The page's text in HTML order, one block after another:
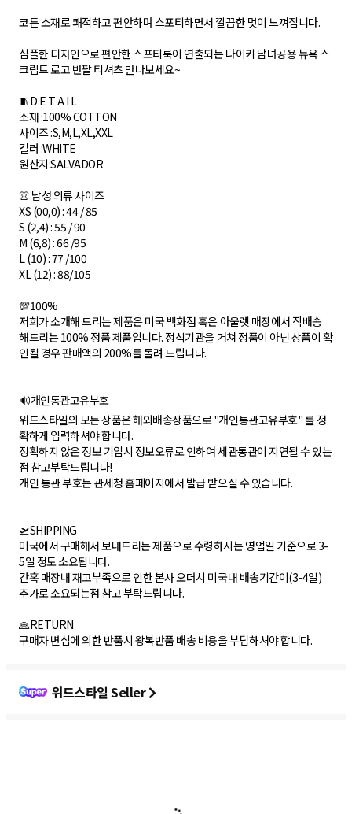
코튼 소재로 쾌적하고 편안하며 스포티하면서 깔끔한 멋이 느껴집니다.
심플한 디자인으로 편안한 스포티룩이 연출되는 나이키 남녀공용 뉴욕 스
크립트 로고 반팔 티셔츠 만나보세요~
🧵D E T A I L
소재 : 100% COTTON
사이즈 :S,M,L,XL,XXL
컬러 : WHITE
원산지: SALVADOR
👚 남성 의류 사이즈
XS (00,0) : 44 / 85
S (2,4) : 55 / 90
M (6,8) : 66 /95
L (10) : 77 /100
XL (12) : 88/105
💯100%
저희가 소개해 드리는 제품은 미국 백화점 혹은 아울렛 매장에서 직배송
해드리는 100% 정품 제품입니다. 정식기관을 거쳐 정품이 아닌 상품이 확
인될 경우 판매액의 200%를 돌려 드립니다.
🔊개인통관고유부호
위드스타일의 모든 상품은 해외배송상품으로 "개인통관고유부호" 를 정
확하게 입력하셔야 합니다.
정확하지 않은 정보 기입시 정보오류로 인하여 세관통관이 지연될 수 있는
점 참고부탁드립니다!
개인 통관 부호는 관세청 홈페이지에서 발급 받으실 수 있습니다.
🛫SHIPPING
미국에서 구매해서 보내드리는 제품으로 수령하시는 영업일 기준으로 3-
5일 정도 소요됩니다.
간혹 매장내 재고부족으로 인한 본사 오더시 미국내 배송기간이(3-4일)
추가로 소요되는점 참고 부탁드립니다.
🙏RETURN
구매자 변심에 의한 반품시 왕복반품 배송 비용을 부담하셔야 합니다.
위드스타일 Seller